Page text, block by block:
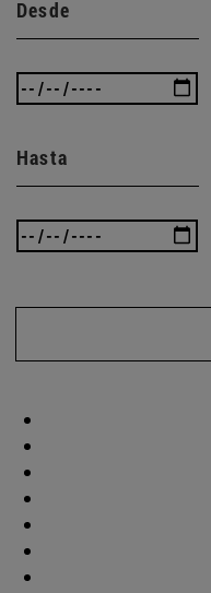
Desde
Hasta